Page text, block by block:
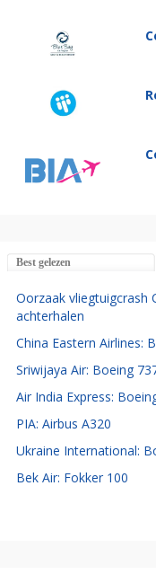
Best gelezen
Oorzaak vliegtuigcrash
achterhalen
China Eastern Airlines:
Sriwijaya Air: Boeing
Air India Express:
PIA: Airbus A320
Ukraine International:
Bek Air: Fokker 100